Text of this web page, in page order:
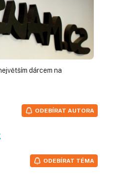
dárcem na
ODEBÍRAT AUTORA
ODEBÍRAT TÉMA